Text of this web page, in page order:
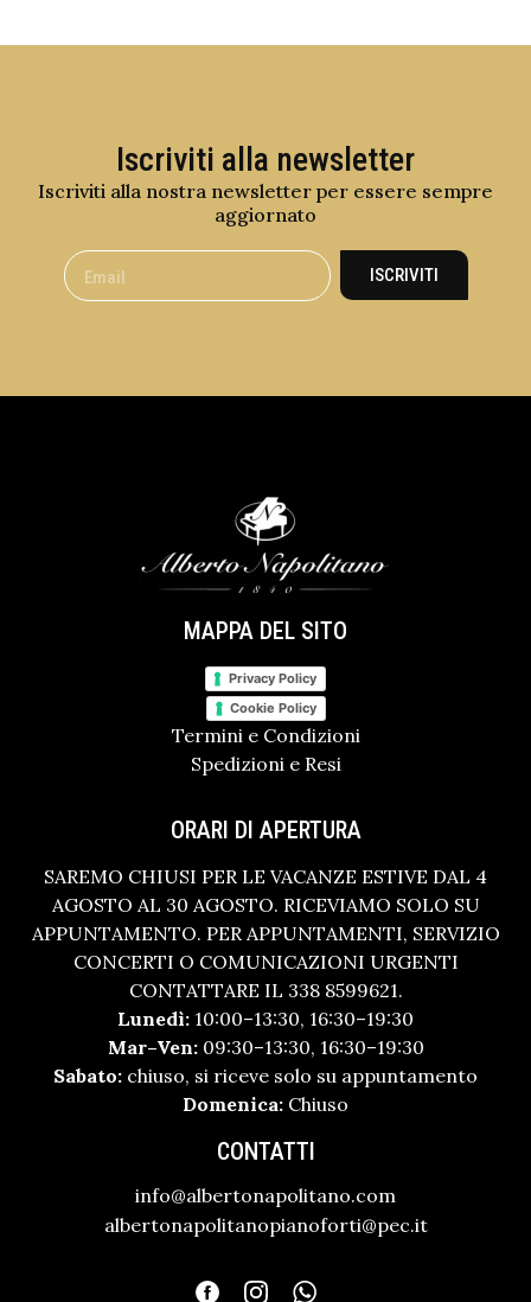
Iscriviti alla newsletter
Iscriviti alla nostra newsletter per essere sempre
aggiornato
ISCRIVITI
MAPPA DEL SITO
Privacy Policy
Cookie Policy
Termini e Condizioni
Spedizioni e Resi
ORARI DI APERTURA
SAREMO CHIUSI PER LE VACANZE ESTIVE DAL 4
AGOSTO AL 30 AGOSTO. RICEVIAMO SOLO SU
APPUNTAMENTO. PER APPUNTAMENTI, SERVIZIO
CONCERTI O COMUNICAZIONI URGENTI
CONTATTARE IL 338 8599621.
Lunedì: 10:00–13:30, 16:30–19:30
Mar–Ven:09:30–13:30, 16:30–19:30
Sabato: chiuso, si riceve solo su appuntamento
Domenica: Chiuso
CONTATTI
info@albertonapolitano.com
albertonapolitanopianoforti@pec.it